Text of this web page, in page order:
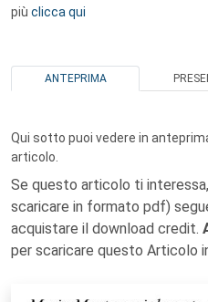
più clicca qui
ANTEPRIMA
Qui sotto puoi vedere in
articolo.
Se questo articolo ti
scaricare in formato pdf)
acquistare il download credit.
per scaricare questo Articolo